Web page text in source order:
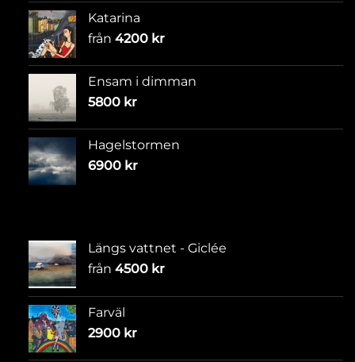
Katarina
från 4200 kr
Ensam i dimman
5800 kr
Hagelstormen
6900 kr
Längs vattnet - Giclée
från 4500 kr
Farväl
2900 kr